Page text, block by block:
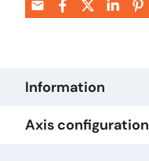
Information
Axis configuration